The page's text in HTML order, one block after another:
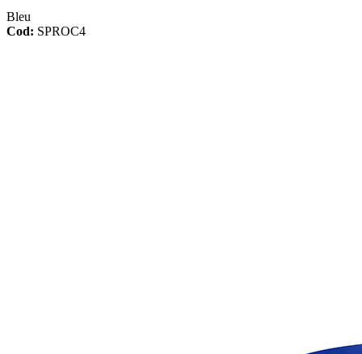
Bleu
Cod: SPROC4